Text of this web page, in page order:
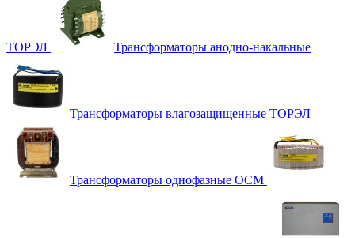
ТОРЭЛ Трансформаторы анодно-накальные
Трансформаторы влагозащищенные ТОРЭЛ
Трансформаторы однофазные ОСМ